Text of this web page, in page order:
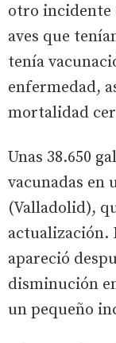
otro incidente
aves que
tenía
enfermedad,
mortalidad
Unas 38.650
vacunadas en
(Valladolid),
actualización.
apareció
disminución
un pequeño